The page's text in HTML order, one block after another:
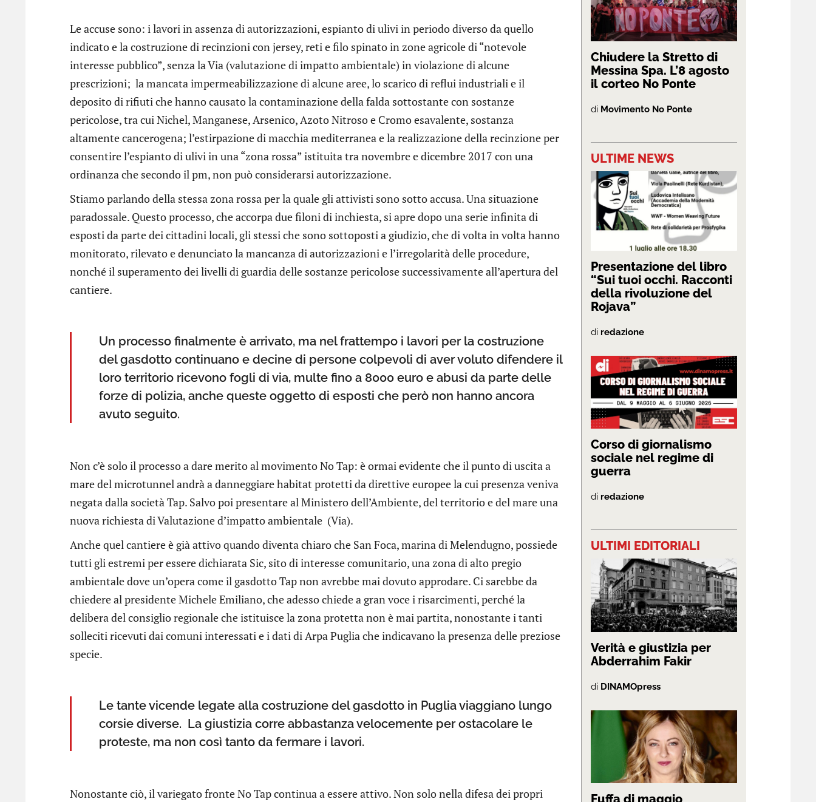
Le accuse sono: i lavori in assenza di autorizzazioni, espianto di ulivi in periodo diverso da quello
indicato e la costruzione di recinzioni con jersey, reti e filo spinato in zone agricole di “notevole
interesse pubblico”, senza la Via (valutazione di impatto ambientale) in violazione di alcune
prescrizioni; la mancata impermeabilizzazione di alcune aree, lo scarico di reflui industriali e il
deposito di rifiuti che hanno causato la contaminazione della falda sottostante con sostanze
pericolose, tra cui Nichel, Manganese, Arsenico, Azoto Nitroso e Cromo esavalente, sostanza
altamente cancerogena; l’estirpazione di macchia mediterranea e la realizzazione della recinzione per
consentire l’espianto di ulivi in una “zona rossa” istituita tra novembre e dicembre 2017 con una
ordinanza che secondo il pm, non può considerarsi autorizzazione.
Stiamo parlando della stessa zona rossa per la quale gli attivisti sono sotto accusa. Una situazione
paradossale. Questo processo, che accorpa due filoni di inchiesta, si apre dopo una serie infinita di
esposti da parte dei cittadini locali, gli stessi che sono sottoposti a giudizio, che di volta in volta hanno
monitorato, rilevato e denunciato la mancanza di autorizzazioni e l’irregolarità delle procedure,
nonché il superamento dei livelli di guardia delle sostanze pericolose successivamente all’apertura del
cantiere.
Un processo finalmente è arrivato, ma nel frattempo i lavori per la costruzione
del gasdotto continuano e decine di persone colpevoli di aver voluto difendere il
loro territorio ricevono fogli di via, multe fino a 8000 euro e abusi da parte delle
forze di polizia, anche queste oggetto di esposti che però non hanno ancora
avuto seguito.
Non c’è solo il processo a dare merito al movimento No Tap: è ormai evidente che il punto di uscita a
mare del microtunnel andrà a danneggiare habitat protetti da direttive europee la cui presenza veniva
negata dalla società Tap. Salvo poi presentare al Ministero dell’Ambiente, del territorio e del mare una
nuova richiesta di Valutazione d’impatto ambientale (Via).
Anche quel cantiere è già attivo quando diventa chiaro che San Foca, marina di Melendugno, possiede
tutti gli estremi per essere dichiarata Sic, sito di interesse comunitario, una zona di alto pregio
ambientale dove un’opera come il gasdotto Tap non avrebbe mai dovuto approdare. Ci sarebbe da
chiedere al presidente Michele Emiliano, che adesso chiede a gran voce i risarcimenti, perché la
delibera del consiglio regionale che istituisce la zona protetta non è mai partita, nonostante i tanti
solleciti ricevuti dai comuni interessati e i dati di Arpa Puglia che indicavano la presenza delle preziose
specie.
Le tante vicende legate alla costruzione del gasdotto in Puglia viaggiano lungo
corsie diverse. La giustizia corre abbastanza velocemente per ostacolare le
proteste, ma non così tanto da fermare i lavori.
Nonostante ciò, il variegato fronte No Tap continua a essere attivo. Non solo nella difesa dei propri
Chiudere la Stretto di
Messina Spa. L’8 agosto
il corteo No Ponte
di Movimento No Ponte
ULTIME NEWS
Presentazione del libro
“Sui tuoi occhi. Racconti
della rivoluzione del
Rojava”
di redazione
Corso di giornalismo
sociale nel regime di
guerra
di redazione
ULTIMI EDITORIALI
Verità e giustizia per
Abderrahim Fakir
di DINAMOpress